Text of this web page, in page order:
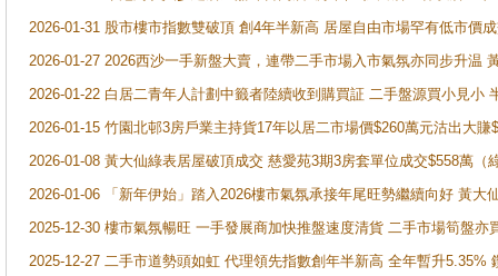
2026-01-31 股市樓市指數雙破頂 創4年半新高 居屋自由市場罕有低市價
2026-01-27 2026西沙一手新盤大賣，連帶二手市場入市氣氛亦同步升温
2026-01-22 白居二青年人計劃中籤者陸續收到購買証 二手盤源買小見小
2026-01-15 竹園北邨3房戶業主持貨17年以居二市場價$260萬元沽出大賺
2026-01-08 黃大仙綠表居屋破頂成交 慈愛苑3期3房套單位成交$558萬（
2026-01-06 「新年伊始」踏入2026樓市氣氛承接年尾旺勢繼續向好 黃
2025-12-30 樓市氣氛暢旺 一手發展商加快推盤速度清貨 二手市場筍盤
2025-12-27 二手市道勢頭如虹 代理領先指數創年半新高 全年暫升5.35%